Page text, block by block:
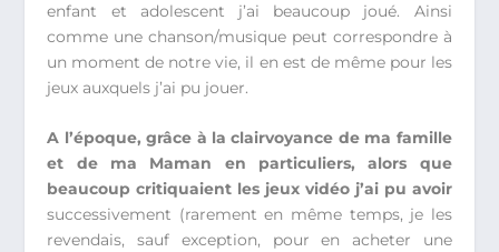
enfant et adolescent j’ai beaucoup joué. Ainsi
comme une chanson/musique peut correspondre à
un moment de notre vie, il en est de même pour les
jeux auxquels j’ai pu jouer.
A l’époque, grâce à la clairvoyance de ma famille
et de ma Maman en particuliers, alors que
beaucoup critiquaient les jeux vidéo j’ai pu avoir
successivement (rarement en même temps, je les
revendais, sauf exception, pour en acheter une